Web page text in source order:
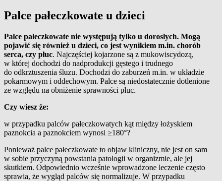
Palce pałeczkowate u dzieci
Palce pałeczkowate nie występują tylko u dorosłych. Mogą
pojawić się również u dzieci, co jest wynikiem m.in. chorób
serca, czy płuc. Najczęściej kojarzone są z mukowiscydozą,
w której dochodzi do nadprodukcji gęstego i trudnego
do odkrztuszenia śluzu. Dochodzi do zaburzeń m.in. w układzie
pokarmowym i oddechowym. Palce są niedostatecznie dotlenione
ze względu na obniżenie sprawności płuc.
Czy wiesz że:
w przypadku palców pałeczkowatych kąt między łożyskiem
paznokcia a paznokciem wynosi ≥180°?
Ponieważ palce pałeczkowate to objaw kliniczny, nie jest on sam
w sobie przyczyną powstania patologii w organizmie, ale jej
skutkiem. Odpowiednio wcześnie wprowadzone leczenie często
sprawia, że wygląd palców się normalizuje. W przypadku